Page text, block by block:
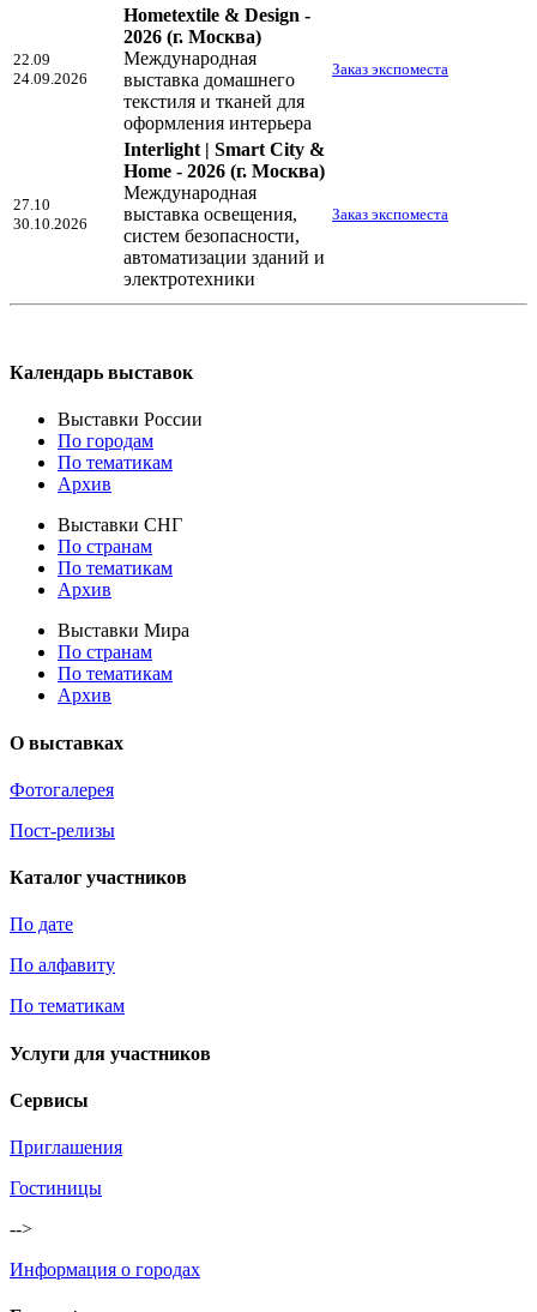
22.09
24.09.2026
Hometextile & Design -
2026 (г. Москва)
Международная
выставка домашнего
текстиля и тканей для
оформления интерьера
Заказ экспоместа
27.10
30.10.2026
Interlight | Smart City &
Home - 2026 (г. Москва)
Международная
выставка освещения,
систем безопасности,
автоматизации зданий и
электротехники
Заказ экспоместа
Календарь выставок
Выставки России
По городам
По тематикам
Архив
Выставки СНГ
По странам
По тематикам
Архив
Выставки Мира
По странам
По тематикам
Архив
О выставках
Фотогалерея
Пост-релизы
Каталог участников
По дате
По алфавиту
По тематикам
Услуги для участников
Сервисы
Приглашения
Гостиницы
-->
Информация о городах